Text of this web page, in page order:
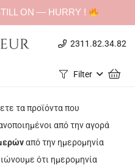
ON — HURRY !
2311.82.34.82
Filter
τα προϊόντα που
από την αγορά
από την ημερομηνία
ότι ημερομηνία